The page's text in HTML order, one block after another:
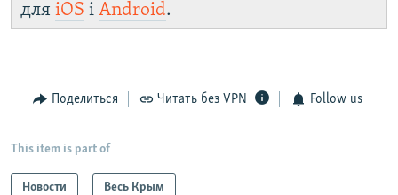
для iOS і Android.
Поделиться Читать без VPN Follow us
This item is part of
Новости Весь Крым